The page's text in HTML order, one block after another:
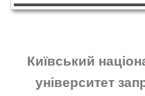
Київський
університет